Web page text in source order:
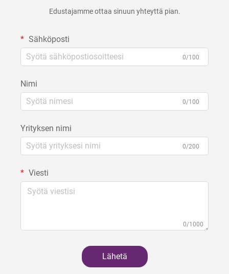
Edustajamme ottaa sinuun yhteyttä pian.
Sähköposti
0/100
Nimi
0/100
Yrityksen nimi
0/200
Viesti
0/1000
Lähetä